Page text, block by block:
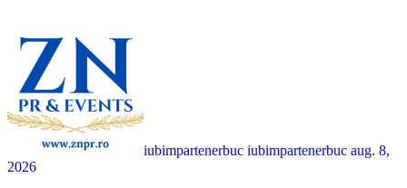
iubimpartenerbuc iubimpartenerbuc aug. 8,
2026